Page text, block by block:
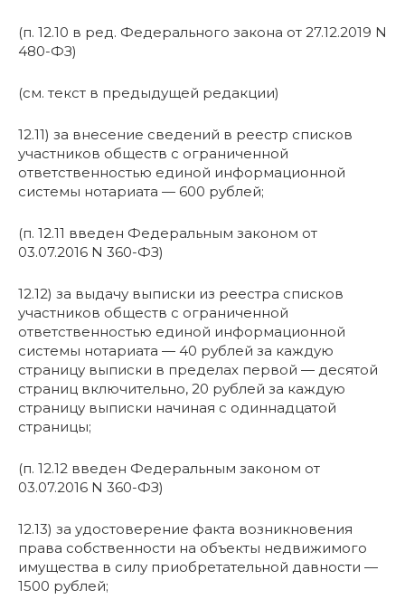
(п. 12.10 в ред. Федерального закона от 27.12.2019 N
480-ФЗ)
(см. текст в предыдущей редакции)
12.11) за внесение сведений в реестр списков
участников обществ с ограниченной
ответственностью единой информационной
системы нотариата — 600 рублей;
(п. 12.11 введен Федеральным законом от
03.07.2016 N 360-ФЗ)
12.12) за выдачу выписки из реестра списков
участников обществ с ограниченной
ответственностью единой информационной
системы нотариата — 40 рублей за каждую
страницу выписки в пределах первой — десятой
страниц включительно, 20 рублей за каждую
страницу выписки начиная с одиннадцатой
страницы;
(п. 12.12 введен Федеральным законом от
03.07.2016 N 360-ФЗ)
12.13) за удостоверение факта возникновения
права собственности на объекты недвижимого
имущества в силу приобретательной давности —
1500 рублей;